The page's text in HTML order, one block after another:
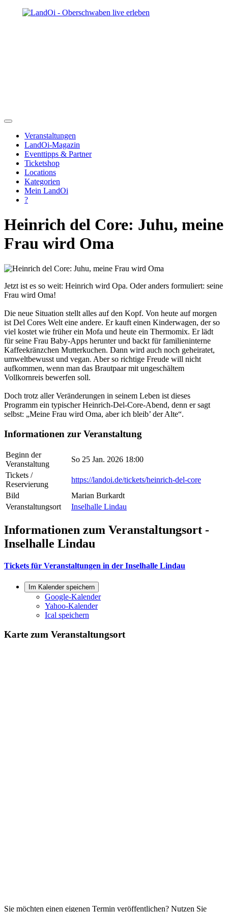
Veranstaltungen
LandOi-Magazin
Eventtipps & Partner
Ticketshop
Locations
Kategorien
Mein LandOi
?
Heinrich del Core: Juhu, meine
Frau wird Oma
Jetzt ist es so weit: Heinrich wird Opa. Oder anders formuliert: seine
Frau wird Oma!
Die neue Situation stellt alles auf den Kopf. Von heute auf morgen
ist Del Cores Welt eine andere. Er kauft einen Kinderwagen, der so
viel kostet wie früher ein Mofa und heute ein Thermomix. Er lädt
für seine Frau Baby-Apps herunter und backt für familieninterne
Kaffeekränzchen Mutterkuchen. Dann wird auch noch geheiratet,
umweltbewusst und vegan. Aber so richtige Freude will nicht
aufkommen, wenn man das Brautpaar mit ungeschältem
Vollkornreis bewerfen soll.
Doch trotz aller Veränderungen in seinem Leben ist dieses
Programm ein typischer Heinrich-Del-Core-Abend, denn er sagt
selbst: „Meine Frau wird Oma, aber ich bleib’ der Alte“.
Informationen zur Veranstaltung
Beginn der
Veranstaltung
So 25 Jan. 2026 18:00
Tickets /
Reservierung
https://landoi.de/tickets/heinrich-del-core
Bild
Marian Burkardt
Veranstaltungsort
Inselhalle Lindau
Informationen zum Veranstaltungsort -
Inselhalle Lindau
Tickets für Veranstaltungen in der Inselhalle Lindau
Im Kalender speichern
Google-Kalender
Yahoo-Kalender
Ical speichern
Karte zum Veranstaltungsort
Sie möchten einen eigenen Termin veröffentlichen? Nutzen Sie